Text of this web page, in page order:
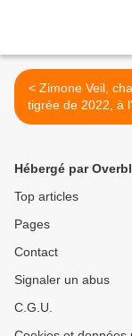
< Zimone Veil, chat femelle
tigrée de 2022, à
->
Hébergé par
Top articles
Pages
Contact
Signaler un abus
C.G.U.